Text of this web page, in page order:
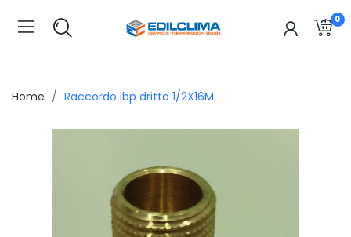
0
Home Raccordo lbp dritto 1/2X16M